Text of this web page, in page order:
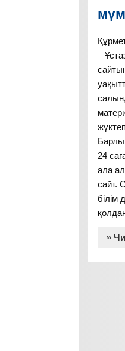
–
24
ала
сайт.
білім
»